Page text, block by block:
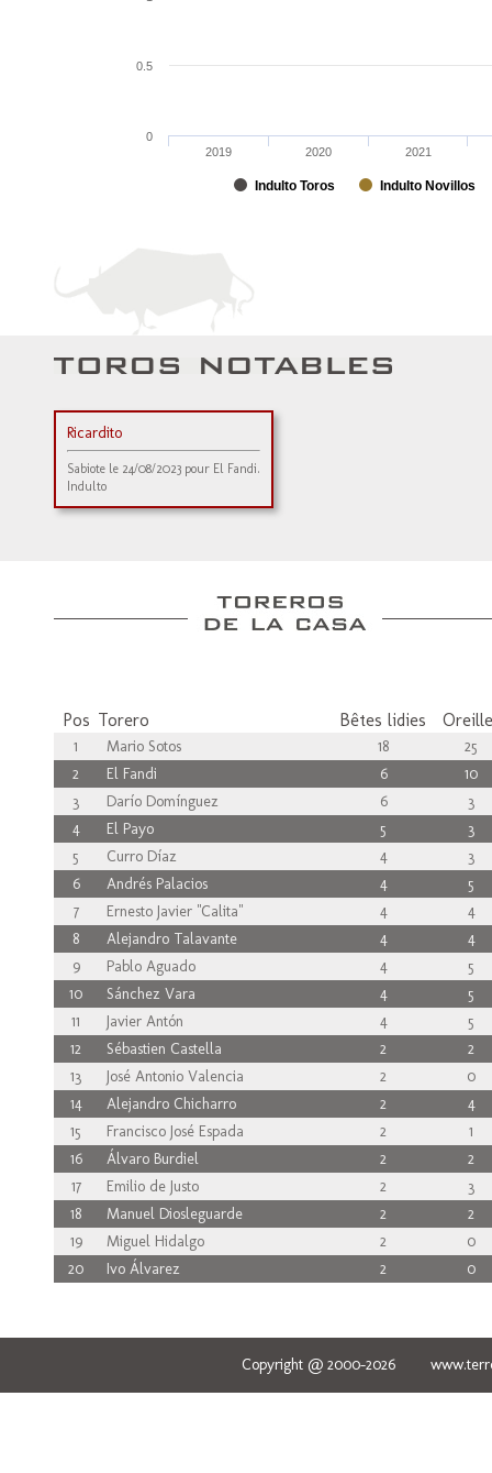
Indulto Toros Indulto Novillos
2019 2020 2021
0
0.5
Ricardito
Sabiote le 24/08/2023 pour El Fandi.
Indulto
Pos Torero Bêtes lidies
1 Mario Sotos 18
25
2
El Fandi 6
10
3
Darío Domínguez 6
3
4
El Payo 5
3
5
Curro Díaz 4
3
6
Andrés Palacios 4
5
7
Ernesto Javier "Calita" 4
4
8
Alejandro Talavante 4
4
9
Pablo Aguado 4
5
10
Sánchez Vara 4
5
11
Javier Antón 4
5
12
Sébastien Castella 2
2
13
José Antonio Valencia 2
0
14
Alejandro Chicharro 2
4
15
Francisco José Espada 2
1
16
Álvaro Burdiel 2
2
17
Emilio de Justo 2
3
18
Manuel Diosleguarde 2
2
19
Miguel Hidalgo 2
0
20
Ivo Álvarez 2 0
Copyright @ 2000-2026